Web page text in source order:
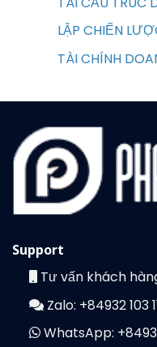
LẬP CHIẾN
TÀI CHÍNH
Support
Tư vấn khách
Zalo: +84932 103
WhatsApp: